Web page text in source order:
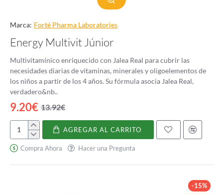
Marca: Forté Pharma Laboratories
Energy Multivit Júnior
Multivitamínico enriquecido con Jalea Real para cubrir las
necesidades diarias de vitaminas, minerales y oligoelementos de
los niños a partir de los 4 años. Su fórmula asocia Jalea Real,
verdadero&nb..
9.20€ 13.92€
Energy
Multivit
Júnior
AGREGAR AL CARRITO
Compra Ahora Hacer una Pregunta
-15%